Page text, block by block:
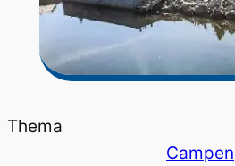
Thema
Campen